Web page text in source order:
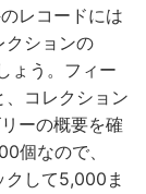
レコードには
クションの
ょう。フィー
コレクション
ーの概要を確
個なので、
クして5,000ま